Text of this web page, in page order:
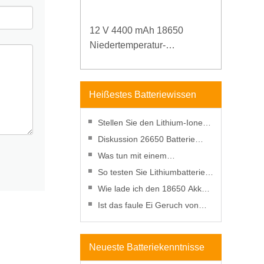
12 V 4400 mAh 18650
Niedertemperatur-
Heißestes Batteriewissen
Stellen Sie den Lithium-Ionen-
Akku im Gefrierschrank wieder
her?
Diskussion 26650 Batterie
gegen 18650 Batterie
Was tun mit einem
durchstochenen Lithium-
Ionen-Akku?
So testen Sie Lithiumbatterien
mit einem Multimeter
Wie lade ich den 18650 Akku
ohne Ladegerät auf?
Ist das faule Ei Geruch von
einer Batterie gefährliche
Wirkung und Entsorgung
Neueste Batteriekenntnisse